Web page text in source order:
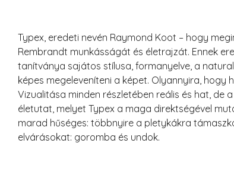
Typex, eredeti nevén Raymond Koot – hogy
Rembrandt munkásságát és életrajzát. Ennek
tanítványa sajátos stílusa, formanyelve, a
képes megeleveníteni a képet. Olyannyira,
Vizualitása minden részletében reális és hat,
életutat, melyet Typex a maga direktségével
marad hűséges: többnyire a pletykákra
elvárásokat: goromba és undok.